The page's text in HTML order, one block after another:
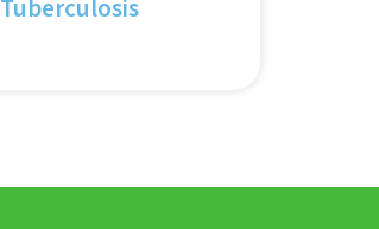
Tuberculosis